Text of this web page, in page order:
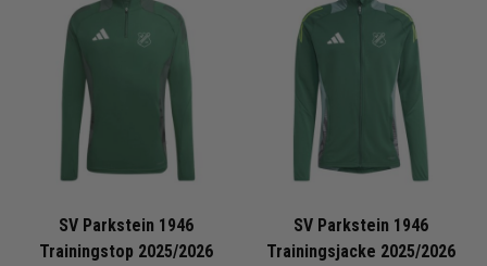
SV Parkstein 1946
Trainingstop 2025/2026
SV Parkstein 1946
Trainingsjacke 2025/2026